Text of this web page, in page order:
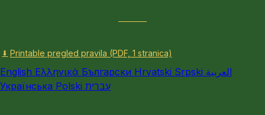
⬇ Printable pregled pravila (PDF, 1 stranica)
English Ελληνικά Български Hrvatski Srpski العربية
Українська Polski עברית